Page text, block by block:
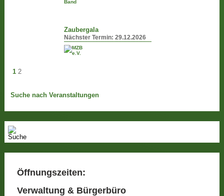
Zaubergala
Nächster Termin:29.12.2026
1 2
Suche nach Veranstaltungen
Öffnungszeiten:
Verwaltung & Bürgerbüro